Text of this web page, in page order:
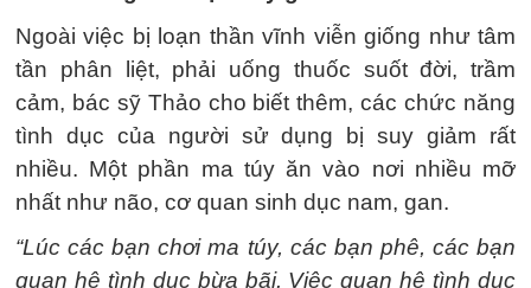
Ngoài việc bị loạn thần vĩnh viễn giống như tâm
tần phân liệt, phải uống thuốc suốt đời, trầm
cảm, bác sỹ Thảo cho biết thêm, các chức năng
tình dục của người sử dụng bị suy giảm rất
nhiều. Một phần ma túy ăn vào nơi nhiều mỡ
nhất như não, cơ quan sinh dục nam, gan.
“Lúc các bạn chơi ma túy, các bạn phê, các bạn
quan hệ tình dục bừa bãi. Việc quan hệ tình dục